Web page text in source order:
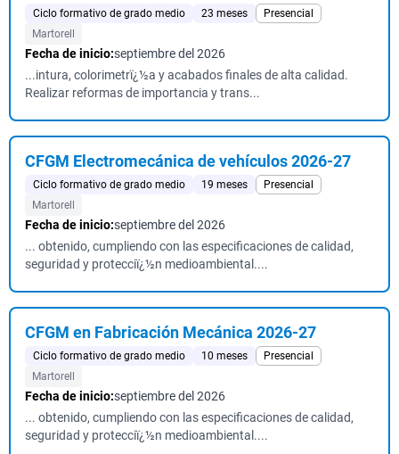
Ciclo formativo de grado medio 23 meses
Presencial
Martorell
Fecha de inicio:septiembre del 2026
...intura, colorimetrï¿½a y acabados finales de alta calidad.
Realizar reformas de importancia y trans...
CFGM Electromecánica de vehículos 2026-27
Ciclo formativo de grado medio 19 meses
Presencial
Martorell
Fecha de inicio:septiembre del 2026
... obtenido, cumpliendo con las especificaciones de calidad,
seguridad y protecciï¿½n medioambiental....
CFGM en Fabricación Mecánica 2026-27
Ciclo formativo de grado medio 10 meses
Presencial
Martorell
Fecha de inicio:septiembre del 2026
... obtenido, cumpliendo con las especificaciones de calidad,
seguridad y protecciï¿½n medioambiental....